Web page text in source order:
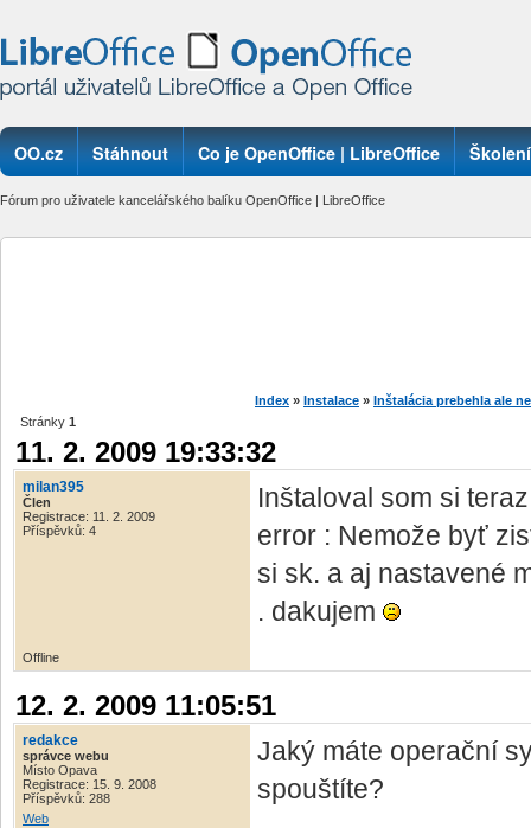
OO.cz Stáhnout Co je OpenOffice | LibreOffice Školení
Fórum pro uživatele kancelářského balíku OpenOffice | LibreOffice
Index » Instalace » Inštalácia prebehla ale
Stránky 1
11. 2. 2009 19:33:32
milan395
Člen
Registrace: 11. 2. 2009
Příspěvků: 4
Inštaloval som si
error : Nemože byť
si sk. a aj nastavené
. dakujem
Offline
12. 2. 2009 11:05:51
redakce
správce webu
Místo Opava
Registrace: 15. 9. 2008
Příspěvků: 288
Web
Jaký máte operační
spouštíte?